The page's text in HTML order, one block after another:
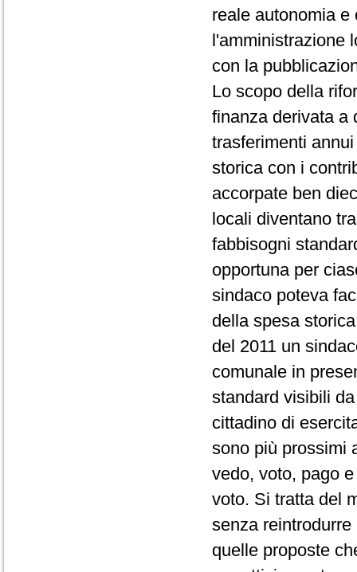
reale autonomia
l'amministrazione
con la
Lo scopo della
finanza derivata a
trasferimenti
storica con i
accorpate ben
locali diventano
fabbisogni
opportuna per
sindaco poteva
della spesa
del 2011 un
comunale in
standard visibili
cittadino di
sono più prossimi
vedo, voto, pago
voto. Si tratta del
senza
quelle proposte